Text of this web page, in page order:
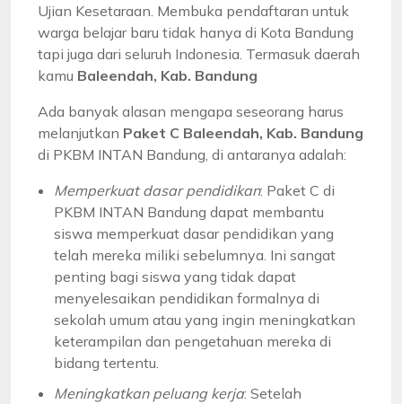
Ujian Kesetaraan. Membuka pendaftaran untuk
warga belajar baru tidak hanya di Kota Bandung
tapi juga dari seluruh Indonesia. Termasuk daerah
kamu Baleendah, Kab. Bandung
Ada banyak alasan mengapa seseorang harus
melanjutkan Paket C Baleendah, Kab. Bandung
di PKBM INTAN Bandung, di antaranya adalah:
Memperkuat dasar pendidikan: Paket C di
PKBM INTAN Bandung dapat membantu
siswa memperkuat dasar pendidikan yang
telah mereka miliki sebelumnya. Ini sangat
penting bagi siswa yang tidak dapat
menyelesaikan pendidikan formalnya di
sekolah umum atau yang ingin meningkatkan
keterampilan dan pengetahuan mereka di
bidang tertentu.
Meningkatkan peluang kerja: Setelah